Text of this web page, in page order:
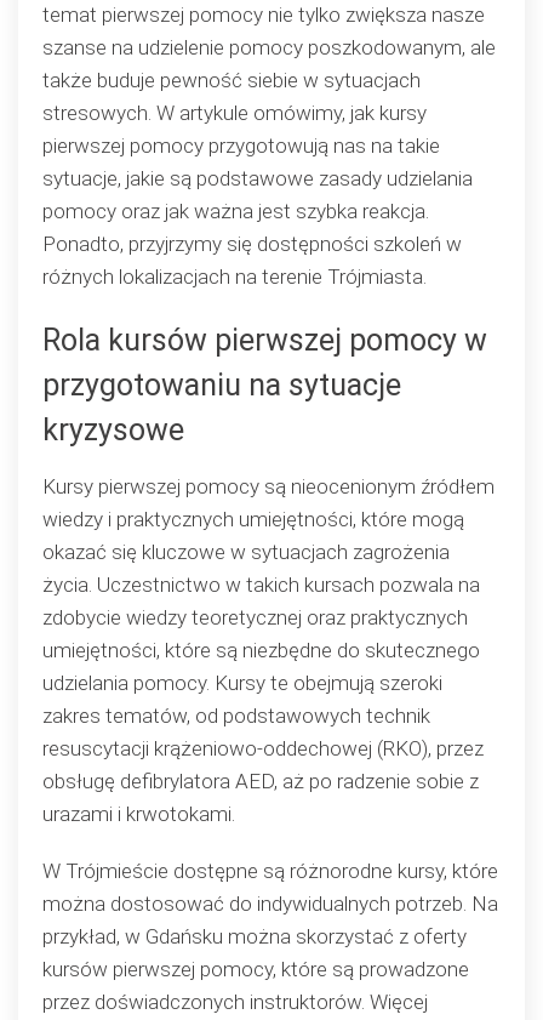
temat pierwszej pomocy nie tylko zwiększa nasze
szanse na udzielenie pomocy poszkodowanym, ale
także buduje pewność siebie w sytuacjach
stresowych. W artykule omówimy, jak kursy
pierwszej pomocy przygotowują nas na takie
sytuacje, jakie są podstawowe zasady udzielania
pomocy oraz jak ważna jest szybka reakcja.
Ponadto, przyjrzymy się dostępności szkoleń w
różnych lokalizacjach na terenie Trójmiasta.
Rola kursów pierwszej pomocy w
przygotowaniu na sytuacje
kryzysowe
Kursy pierwszej pomocy są nieocenionym źródłem
wiedzy i praktycznych umiejętności, które mogą
okazać się kluczowe w sytuacjach zagrożenia
życia. Uczestnictwo w takich kursach pozwala na
zdobycie wiedzy teoretycznej oraz praktycznych
umiejętności, które są niezbędne do skutecznego
udzielania pomocy. Kursy te obejmują szeroki
zakres tematów, od podstawowych technik
resuscytacji krążeniowo-oddechowej (RKO), przez
obsługę defibrylatora AED, aż po radzenie sobie z
urazami i krwotokami.
W Trójmieście dostępne są różnorodne kursy, które
można dostosować do indywidualnych potrzeb. Na
przykład, w Gdańsku można skorzystać z oferty
kursów pierwszej pomocy, które są prowadzone
przez doświadczonych instruktorów. Więcej